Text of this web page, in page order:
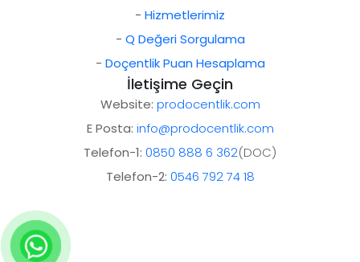
- Hizmetlerimiz
- Q Değeri Sorgulama
- Doçentlik Puan Hesaplama
İletişime Geçin
Website: prodocentlik.com
E Posta: info@prodocentlik.com
Telefon-1: 0850 888 6 362(DOC)
Telefon-2: 0546 792 74 18